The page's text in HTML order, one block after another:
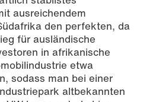
ausreichendem
den perfekten, da
für ausländische
in afrikanische
etwa
sodass man bei einer
altbekannten